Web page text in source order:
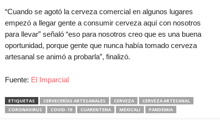
“Cuando se agotó la cerveza comercial en algunos lugares
empezó a llegar gente a consumir cerveza aquí con nosotros
para llevar” señaló “eso para nosotros creo que es una buena
oportunidad, porque gente que nunca había tomado cerveza
artesanal se animó a probarla”, finalizó.
Fuente: El Imparcial
ETIQUETAS CERVECERÍAS ARTESANALES CERVEZA
CERVEZA ARTESANAL
CORONAVIRUS
COVID-19 CUARENTENA MEXICALI PANDEMIA